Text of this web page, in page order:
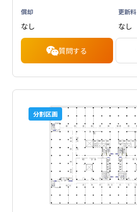
償却
なし
更新料
なし
質問する
分割区画